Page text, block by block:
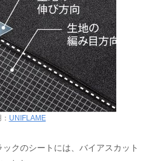
UNIFLAME
クのシートには、バイアスカット